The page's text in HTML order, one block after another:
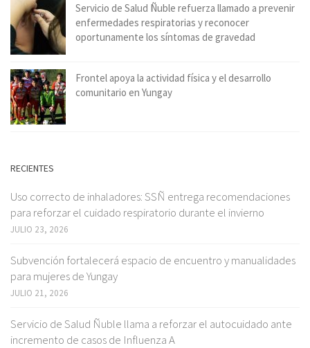
Servicio de Salud Ñuble refuerza llamado a prevenir
enfermedades respiratorias y reconocer
oportunamente los síntomas de gravedad
Frontel apoya la actividad física y el desarrollo
comunitario en Yungay
RECIENTES
Uso correcto de inhaladores: SSÑ entrega recomendaciones
para reforzar el cuidado respiratorio durante el invierno
JULIO 23, 2026
Subvención fortalecerá espacio de encuentro y manualidades
para mujeres de Yungay
JULIO 21, 2026
Servicio de Salud Ñuble llama a reforzar el autocuidado ante
incremento de casos de Influenza A